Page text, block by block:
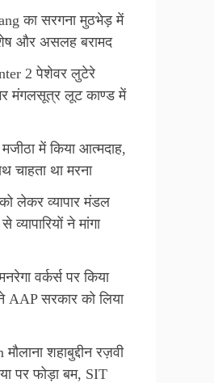
का सरगना मुठभेड़ में
और असलह बरामद
2 पेशेवर लुटेरे
मंगलसूत्र लूट काण्‍ड में
में किया आत्मदाह,
चाहता था मरना
लेकर व्यापार मंडल
व्यापारियों ने मांगा
वर्कर्स पर किया
AAP सरकार को लिया
शहाबुद्दीन रज़वी
पर फोड़ा बम, SIT